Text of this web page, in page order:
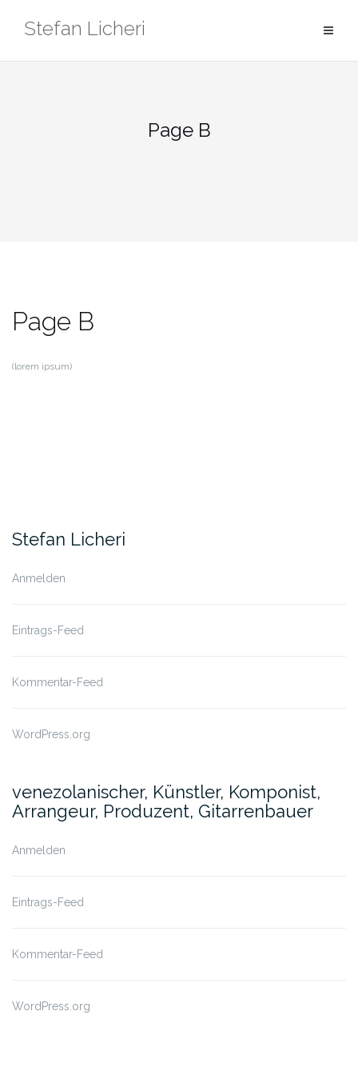
InhaltStefan Licheri
Page B
Page B
(lorem ipsum)
Stefan Licheri
Anmelden
Eintrags-Feed
Kommentar-Feed
WordPress.org
venezolanischer, Künstler, Komponist,
Arrangeur, Produzent, Gitarrenbauer
Anmelden
Eintrags-Feed
Kommentar-Feed
WordPress.org